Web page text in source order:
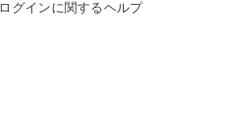
ログインに関するヘルプ